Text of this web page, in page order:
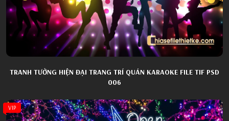
TRANH TƯỜNG HIỆN ĐẠI TRANG TRÍ QUÁN KARAOKE FILE TIF PSD
006
VIP